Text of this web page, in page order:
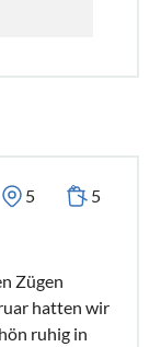
5 5
Zügen
hatten wir
ruhig in